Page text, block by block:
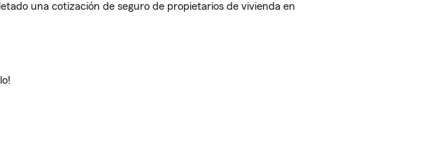
una cotización de seguro de propietarios de vivienda en